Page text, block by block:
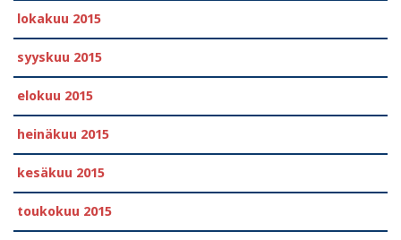
lokakuu 2015
syyskuu 2015
elokuu 2015
heinäkuu 2015
kesäkuu 2015
toukokuu 2015